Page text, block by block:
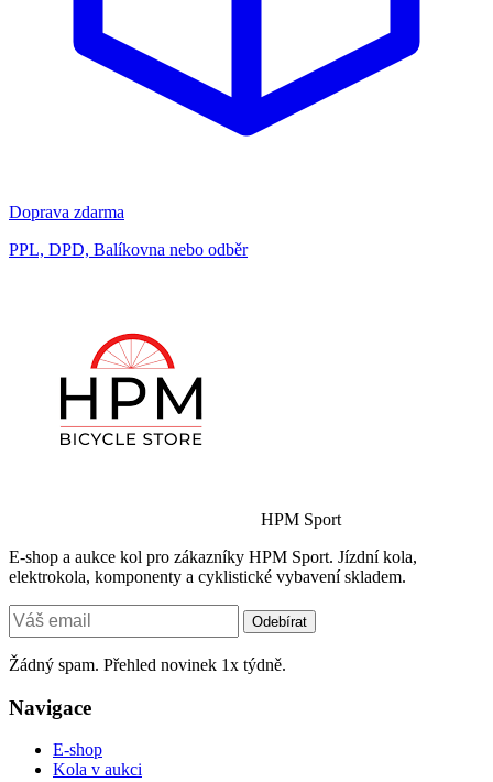
Doprava zdarma
PPL, DPD, Balíkovna nebo odběr
HPM Sport
E-shop a aukce kol pro zákazníky HPM Sport. Jízdní kola,
elektrokola, komponenty a cyklistické vybavení skladem.
Odebírat
Žádný spam. Přehled novinek 1x týdně.
Navigace
E-shop
Kola v aukci